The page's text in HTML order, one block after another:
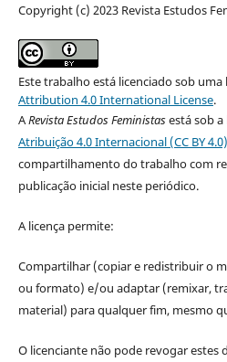
Copyright (c) 2023 Revista Estudos
Este trabalho está licenciado sob uma
Attribution 4.0 International License.
ARevista Estudos Feministasestá sob a
Atribuição 4.0 Internacional (CC BY 4.0)
compartilhamento do trabalho com
publicação inicial neste periódico.
A licença permite:
Compartilhar (copiar e redistribuir o
ou formato) e/ou adaptar (remixar,
material) para qualquer fim, mesmo
O licenciante não pode revogar estes